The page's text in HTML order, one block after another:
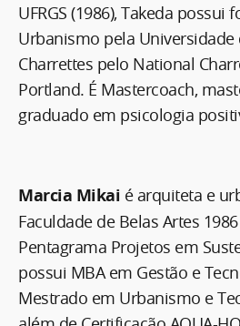
UFRGS (1986), Takeda
Urbanismo pela Universidade
Charrettes pelo National
Portland. É Mastercoach,
graduado em psicologia
Marcia Mikai é arquiteta e
Faculdade de Belas Artes
Pentagrama Projetos em
possui MBA em Gestão e
Mestrado em Urbanismo e